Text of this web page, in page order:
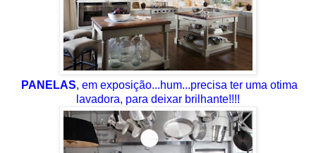
PANELAS, em exposição...hum...precisa ter uma otima
lavadora, para deixar brilhante!!!!